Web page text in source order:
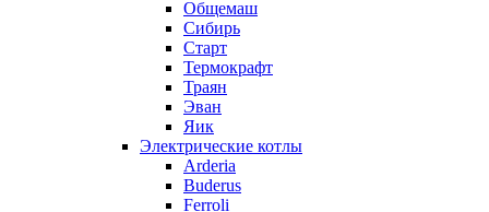
Общемаш
Сибирь
Старт
Термокрафт
Траян
Эван
Яик
Электрические котлы
Arderia
Buderus
Ferroli